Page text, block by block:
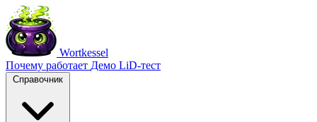
Wortkessel
Почему работает Демо LiD-тест
Справочник